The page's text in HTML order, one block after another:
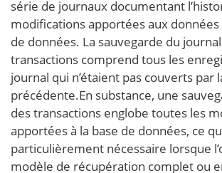
série de journaux documentant
modifications apportées aux données
de données. La sauvegarde du
transactions comprend tous les
journal qui n’étaient pas couverts par
précédente.En substance, une
des transactions englobe toutes les
apportées à la base de données, ce
particulièrement nécessaire lorsque
modèle de récupération complet ou